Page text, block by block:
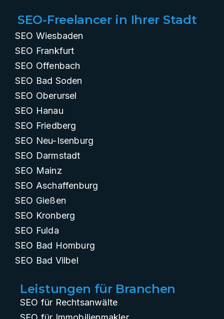
SEO-Freelancer in Ihrer Stadt
SEO Wiesbaden
SEO Frankfurt
SEO Offenbach
SEO Bad Soden
SEO Oberursel
SEO Hanau
SEO Friedberg
SEO Neu-Isenburg
SEO Darmstadt
SEO Mainz
SEO Aschaffenburg
SEO Gießen
SEO Kronberg
SEO Fulda
SEO Bad Homburg
SEO Bad Vilbel
Leistungen für Branchen
SEO für Rechtsanwälte